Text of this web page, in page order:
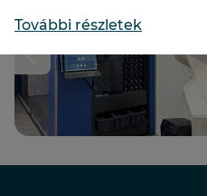
További részletek